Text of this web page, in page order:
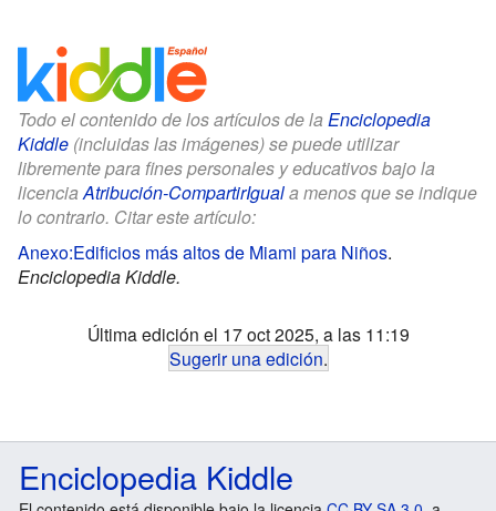
Todo el contenido de los artículos de la Enciclopedia
Kiddle (incluidas las imágenes) se puede utilizar
libremente para fines personales y educativos bajo la
licenciaAtribución-CompartirIguala menos que se indique
lo contrario. Citar este artículo:
Anexo:Edificios más altos de Miami para Niños.
Enciclopedia Kiddle.
Última edición el 17 oct 2025, a las 11:19
Sugerir una edición.
Enciclopedia Kiddle